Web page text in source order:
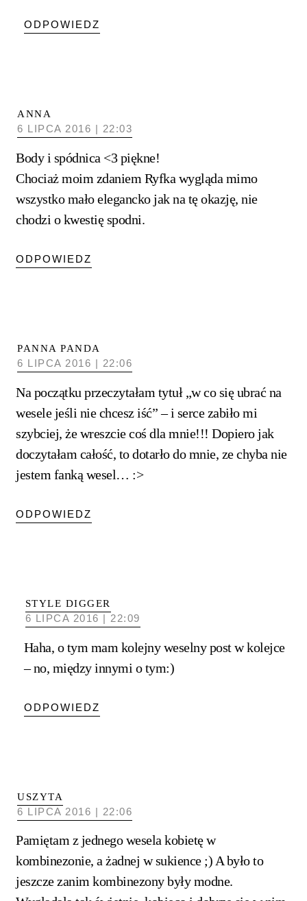
ODPOWIEDZ
ANNA
6 LIPCA 2016 | 22:03
Body i spódnica <3 piękne!
Chociaż moim zdaniem Ryfka wygląda mimo
wszystko mało elegancko jak na tę okazję, nie
chodzi o kwestię spodni.
ODPOWIEDZ
PANNA PANDA
6 LIPCA 2016 | 22:06
Na początku przeczytałam tytuł „w co się ubrać na
wesele jeśli nie chcesz iść” – i serce zabiło mi
szybciej, że wreszcie coś dla mnie!!! Dopiero jak
doczytałam całość, to dotarło do mnie, ze chyba nie
jestem fanką wesel… :>
ODPOWIEDZ
STYLE DIGGER
6 LIPCA 2016 | 22:09
Haha, o tym mam kolejny weselny post w kolejce
– no, między innymi o tym:)
ODPOWIEDZ
USZYTA
6 LIPCA 2016 | 22:06
Pamiętam z jednego wesela kobietę w
kombinezonie, a żadnej w sukience ;) A było to
jeszcze zanim kombinezony były modne.